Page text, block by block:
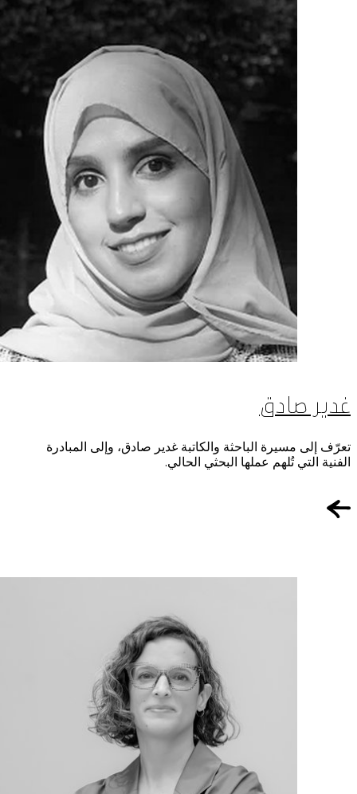
غدير صادق
تعرّف إلى مسيرة الباحثة والكاتبة غدير صادق، وإلى المبادرة
الفنية التي تُلهم عملها البحثي الحالي.